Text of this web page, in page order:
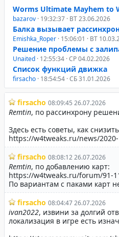
Worms Ultimate Mayhem to
bazarov · 19:32:37 · ВТ 23.06.2026
Балка вызывает
Emishka_Roper · 15:06:01 · ВТ
Решение проблемы с
Unaited · 12:55:34 · СР 04.02.2026
Список функций движка
firsacho · 18:54:54 · СБ 31.01.2026